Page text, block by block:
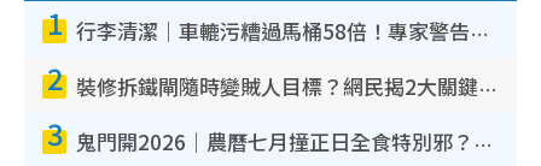
1 行李清潔｜車轆污糟過馬桶58倍！專家警告忌用酒精抹 教1招免污手除菌
2 裝修拆鐵閘隨時變賊人目標？網民揭2大關鍵用途：裝新式等於白裝？附新舊鐵閘分別
3 鬼門開2026｜農曆七月撞正日全食特別邪？專家警告切忌做一事！揭4大禁忌+2招保平安